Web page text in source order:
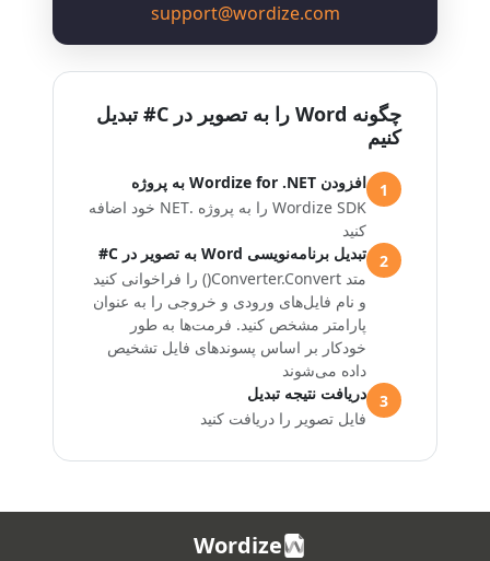
support@wordize.com
چگونه Word را به تصویر در C# تبدیل
کنیم
1
افزودن Wordize for .NET به پروژه
Wordize SDK را به پروژه .NET خود اضافه
کنید
2
تبدیل برنامه‌نویسی Word به تصویر در C#
متد Converter.Convert() را فراخوانی کنید
و نام فایل‌های ورودی و خروجی را به عنوان
پارامتر مشخص کنید. فرمت‌ها به طور
خودکار بر اساس پسوندهای فایل تشخیص
داده می‌شوند
3
دریافت نتیجه تبدیل
فایل تصویر را دریافت کنید
Wordize